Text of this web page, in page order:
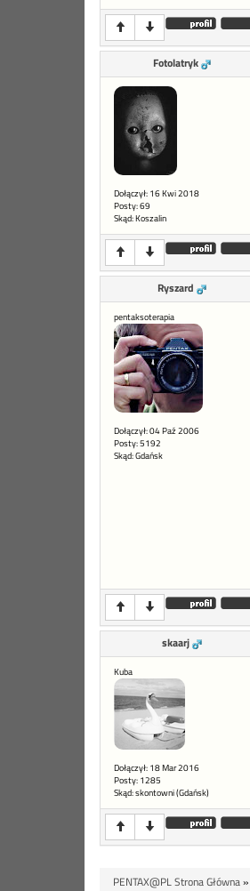
Fotolatryk
Dołączył: 16 Kwi 2018
Posty: 69
Skąd: Koszalin
Ryszard
pentaksoterapia
Dołączył: 04 Paź 2006
Posty: 5192
Skąd: Gdańsk
skaarj
Kuba
Dołączył: 18 Mar 2016
Posty: 1285
Skąd: skontowni (Gdańsk)
PENTAX@PL Strona Główna»